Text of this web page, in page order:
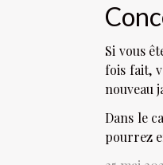
Si vous
fois fait,
nouveau
Dans le
pourrez